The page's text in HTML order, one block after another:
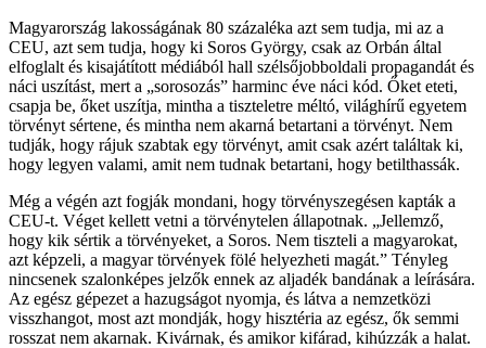
Magyarország lakosságának 80 százaléka azt sem tudja, mi az a
CEU, azt sem tudja, hogy ki Soros György, csak az Orbán által
elfoglalt és kisajátított médiából hall szélsőjobboldali propagandát és
náci uszítást, mert a „sorosozás” harminc éve náci kód. Őket eteti,
csapja be, őket uszítja, mintha a tiszteletre méltó, világhírű egyetem
törvényt sértene, és mintha nem akarná betartani a törvényt. Nem
tudják, hogy rájuk szabtak egy törvényt, amit csak azért találtak ki,
hogy legyen valami, amit nem tudnak betartani, hogy betilthassák.
Még a végén azt fogják mondani, hogy törvényszegésen kapták a
CEU-t. Véget kellett vetni a törvénytelen állapotnak. „Jellemző,
hogy kik sértik a törvényeket, a Soros. Nem tiszteli a magyarokat,
azt képzeli, a magyar törvények fölé helyezheti magát.” Tényleg
nincsenek szalonképes jelzők ennek az aljadék bandának a leírására.
Az egész gépezet a hazugságot nyomja, és látva a nemzetközi
visszhangot, most azt mondják, hogy hisztéria az egész, ők semmi
rosszat nem akarnak. Kivárnak, és amikor kifárad, kihúzzák a halat.